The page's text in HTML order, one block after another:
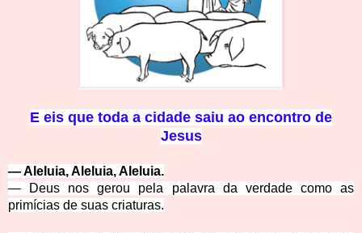
E eis que toda a cidade saiu ao encontro de
Jesus
—Aleluia, Aleluia, Aleluia.
—
Deus nos gerou pela palavra da verdade como as
primícias de suas criaturas.